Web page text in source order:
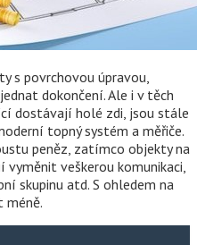
s povrchovou úpravou,
dokončení. Ale i v těch
dostávají holé zdi, jsou stále
topný systém a měřiče.
peněz, zatímco objekty na
veškerou komunikaci,
skupinu atd. S ohledem na
méně.